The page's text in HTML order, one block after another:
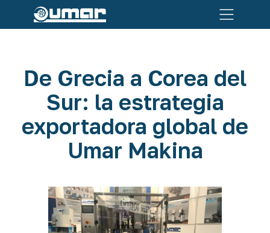
De Grecia a Corea del
Sur: la estrategia
exportadora global de
Umar Makina